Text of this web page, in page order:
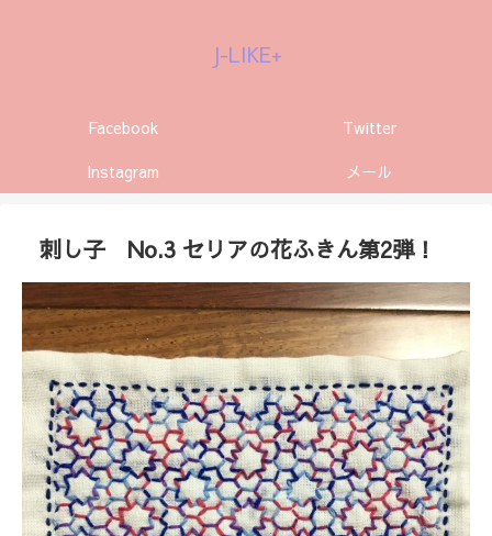
J-LIKE+
Facebook
Twitter
Instagram
メール
刺し子 No.3 セリアの花ふきん第2弾！